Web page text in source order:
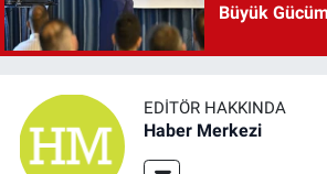
Büyük
EDITÖR HAKKINDA
Haber Merkezi